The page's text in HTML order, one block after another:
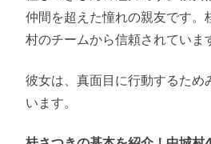
仲間を超えた憧れの親友です。
村のチームから信頼されていま
彼女は、真面目に行動するため
います。